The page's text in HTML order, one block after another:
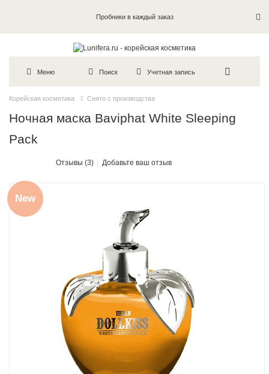
Пробники в каждый заказ
Меню Поиск Учетная запись
Корейская косметика Снято с производства
Ночная маска Baviphat White Sleeping
Pack
Отзывы (3) Добавьте ваш отзыв
New